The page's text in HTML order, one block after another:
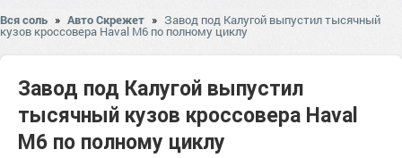
Вся соль » Авто Скрежет » Завод под Калугой выпустил тысячный
кузов кроссовера Haval M6 по полному циклу
Завод под Калугой выпустил
тысячный кузов кроссовера Haval
M6 по полному циклу